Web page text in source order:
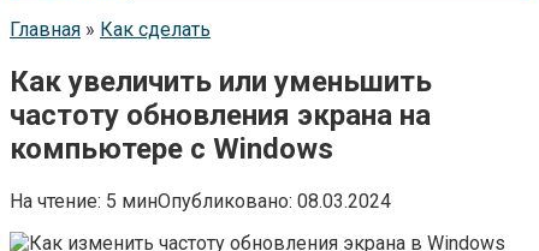
Главная » Как сделать
Как увеличить или уменьшить
частоту обновления экрана на
компьютере с Windows
На чтение: 5 минОпубликовано: 08.03.2024